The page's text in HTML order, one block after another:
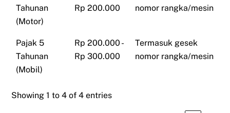
Tahunan
(Motor)
Rp 200.000
nomor rangka/mesin
Pajak 5
Tahunan
(Mobil)
Rp 200.000 -
Rp 300.000
Termasuk gesek
nomor rangka/mesin
Showing 1 to 4 of 4 entries